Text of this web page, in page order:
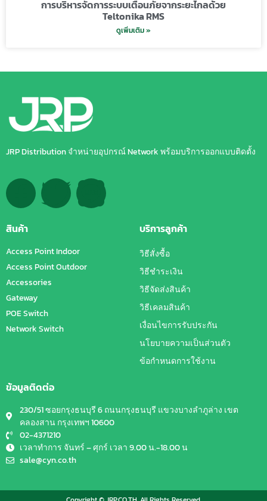
การบริหารจัดการระบบเตือนภัยจากระยะไกลด้วย
Teltonika RMS
ดูเพิ่มเติม »
JRP Distribution จำหน่ายอุปกรณ์ Network พร้อมบริการออกแบบติดตั้ง
สินค้า
Access Point Indoor
Access Point Outdoor
Accessories
Gateway
POE Switch
Network Switch
บริการลูกค้า
วิธีสั่งซื้อ
วิธีชำระเงิน
วิธีจัดส่งสินค้า
วิธีเคลมสินค้า
เงื่อนไขการรับประกัน
นโยบายความเป็นส่วนตัว
ข้อกำหนดการใช้งาน
ข้อมูลติดต่อ
230/51 ซอยกรุงธนบุรี 6 ถนนกรุงธนบุรี แขวงบางลำภูล่าง เขต
คลองสาน กรุงเทพฯ 10600
02-4371210
เวลาทำการ จันทร์ – ศุกร์ เวลา 9.00 น.-18.00 น
sale@cyn.co.th